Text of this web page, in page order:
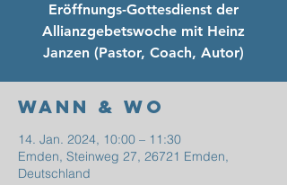
Eröffnungs-Gottesdienst der
Allianzgebetswoche mit Heinz
Janzen (Pastor, Coach, Autor)
Wann & Wo
14. Jan. 2024, 10:00 – 11:30
Emden, Steinweg 27, 26721 Emden,
Deutschland